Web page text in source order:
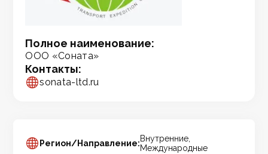
Полное наименование:
ООО «Соната»
Контакты:
sonata-ltd.ru
Регион/Направление:Внутренние,
Международные